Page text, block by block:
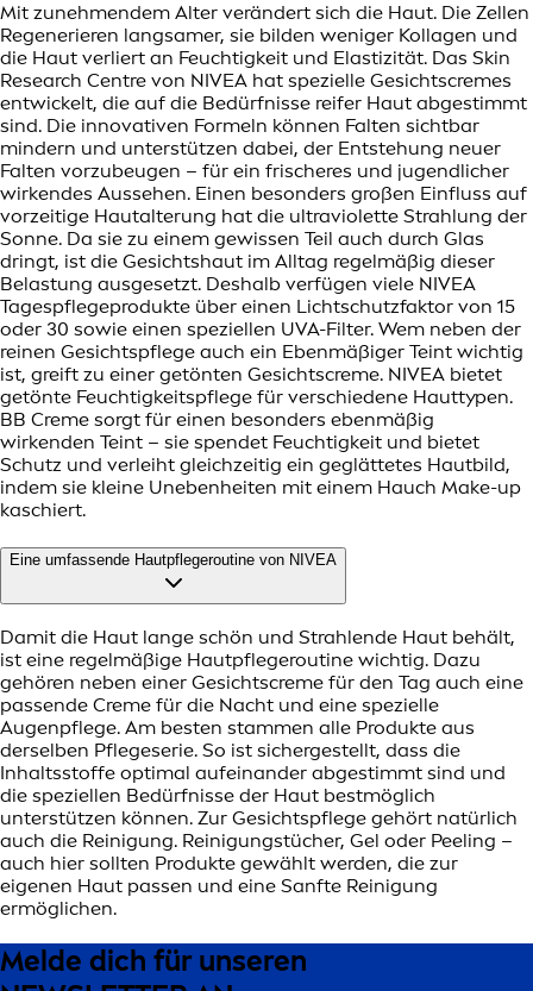
Mit zunehmendem Alter verändert sich die Haut. Die Zellen
Regenerieren langsamer, sie bilden weniger Kollagen und
die Haut verliert an Feuchtigkeit und Elastizität. Das Skin
Research Centre von NIVEA hat spezielle Gesichtscremes
entwickelt, die auf die Bedürfnisse reifer Haut abgestimmt
sind. Die innovativen Formeln können Falten sichtbar
mindern und unterstützen dabei, der Entstehung neuer
Falten vorzubeugen – für ein frischeres und jugendlicher
wirkendes Aussehen. Einen besonders großen Einfluss auf
vorzeitige Hautalterung hat die ultraviolette Strahlung der
Sonne. Da sie zu einem gewissen Teil auch durch Glas
dringt, ist die Gesichtshaut im Alltag regelmäßig dieser
Belastung ausgesetzt. Deshalb verfügen viele NIVEA
Tagespflegeprodukte über einen Lichtschutzfaktor von 15
oder 30 sowie einen speziellen UVA-Filter. Wem neben der
reinen Gesichtspflege auch ein Ebenmäßiger Teint wichtig
ist, greift zu einer getönten Gesichtscreme. NIVEA bietet
getönte Feuchtigkeitspflege für verschiedene Hauttypen.
BB Creme sorgt für einen besonders ebenmäßig
wirkenden Teint – sie spendet Feuchtigkeit und bietet
Schutz und verleiht gleichzeitig ein geglättetes Hautbild,
indem sie kleine Unebenheiten mit einem Hauch Make-up
kaschiert.
Eine umfassende Hautpflegeroutine von NIVEA
Damit die Haut lange schön und Strahlende Haut behält,
ist eine regelmäßige Hautpflegeroutine wichtig. Dazu
gehören neben einer Gesichtscreme für den Tag auch eine
passende Creme für die Nacht und eine spezielle
Augenpflege. Am besten stammen alle Produkte aus
derselben Pflegeserie. So ist sichergestellt, dass die
Inhaltsstoffe optimal aufeinander abgestimmt sind und
die speziellen Bedürfnisse der Haut bestmöglich
unterstützen können. Zur Gesichtspflege gehört natürlich
auch die Reinigung. Reinigungstücher, Gel oder Peeling –
auch hier sollten Produkte gewählt werden, die zur
eigenen Haut passen und eine Sanfte Reinigung
ermöglichen.
Melde dich für unseren